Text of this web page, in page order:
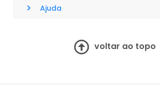
> Ajuda
voltar ao topo